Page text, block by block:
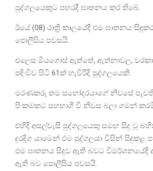
පුද්ගලයෙකුට පහරදී ඝාතනය කර තිබේ.
ඊයේ (08) රාත්‍රී කාලයේදී එම ඝාතනය
පොලීසිය පවසයි.
එලෙස මියගොස් ඇත්තේ, ඇත්නාවල,
පදිංචිව සිටි 61ක් හැවිරිදි පුද්ගලයෙකි.
මරණකරු තම සහෝදරයාගේ නිවසේ
පිංකමකට සහභාගී වී නිවස බලා ගමන්
එහිදී අසල්වැසි පුද්ගලයෙකු සමඟ සිදු වූ
දුරදිග යාමෙන් එම පුද්ගලයා විසින් සිදුකළ
එම ඝාතනය සිදුව ඇති බවට විමර්ශනයේදී
ඇති බව පොලීසිය පවසයි.